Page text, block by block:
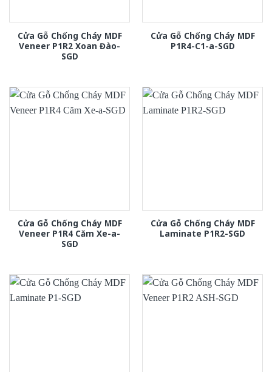
Cửa Gỗ Chống Cháy MDF
Veneer P1R2 Xoan Đào-
SGD
Cửa Gỗ Chống Cháy MDF
P1R4-C1-a-SGD
Cửa Gỗ Chống Cháy MDF
Veneer P1R4 Căm Xe-a-
SGD
Cửa Gỗ Chống Cháy MDF
Laminate P1R2-SGD